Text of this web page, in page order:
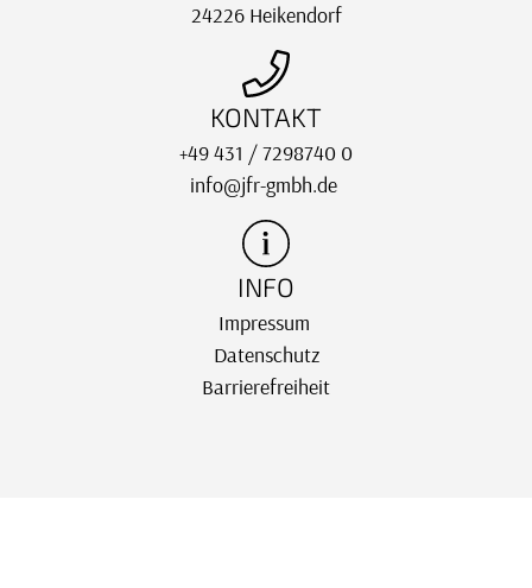
24226 Heikendorf
KONTAKT
+49 431 / 7298740 0
info@jfr-gmbh.de
INFO
Impressum
Datenschutz
Barrierefreiheit